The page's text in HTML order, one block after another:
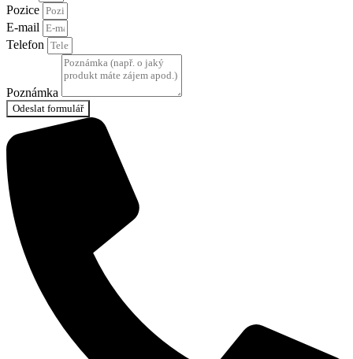
Pozice
E-mail
Telefon
Poznámka
Odeslat formulář